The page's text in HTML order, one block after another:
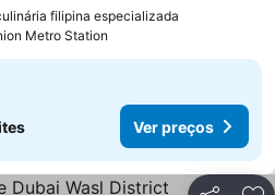
filipina especializada
Metro Station
Ver preços